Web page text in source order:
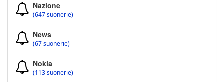
Nazione
(647 suonerie)
News
(67 suonerie)
Nokia
(113 suonerie)